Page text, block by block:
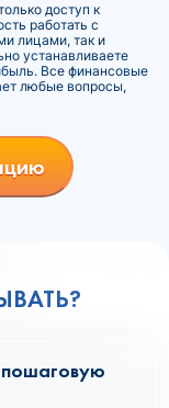
доступ к
работать с
лицами, так и
устанавливаете
Все финансовые
любые вопросы,